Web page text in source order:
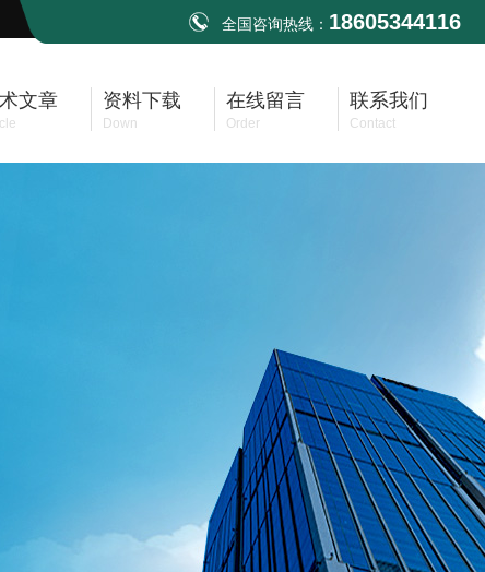
全国咨询热线： 18605344116
文章 资料下载
Down
在线留言
Order
联系我们
Contact